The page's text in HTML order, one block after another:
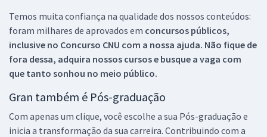
Temos muita confiança na qualidade dos nossos conteúdos:
foram milhares de aprovados em concursos públicos,
inclusive no Concurso CNU com a nossa ajuda. Não fique de
fora dessa, adquira nossos cursos e busque a vaga com
que tanto sonhou no meio público.
Gran também é Pós-graduação
Com apenas um clique, você escolhe a sua Pós-graduação e
inicia a transformação da sua carreira. Contribuindo com a